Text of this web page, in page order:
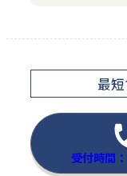
最
受付時間